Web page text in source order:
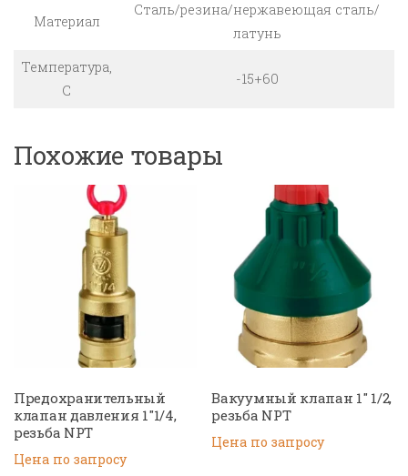
Материал
Cталь/резина/нержавеющая сталь/
латунь
Температура,
C
-15+60
Похожие товары
Предохранительный
клапан давления 1″1/4,
резьба NPT
Цена по запросу
Вакуумный клапан 1″ 1/2,
резьба NPT
Цена по запросу